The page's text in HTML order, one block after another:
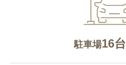
駐車場16台